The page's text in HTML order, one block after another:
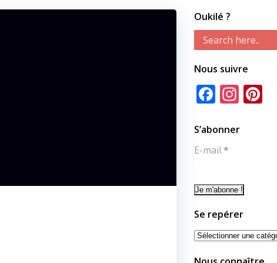
Oukilé ?
Nous suivre
S’abonner
E-mail *
Se repérer
Se